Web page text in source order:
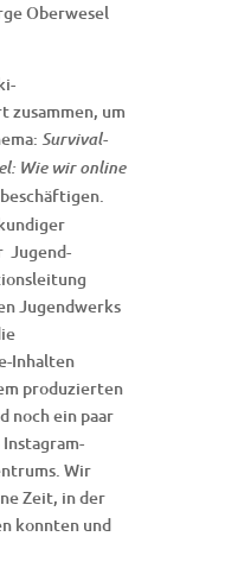
Oberwesel
zusammen, um
Survival-
Wie wir online
Jugend-
Jugendwerks
Inhalten
produzierten
noch ein paar
Wir
Zeit, in der
konnten und